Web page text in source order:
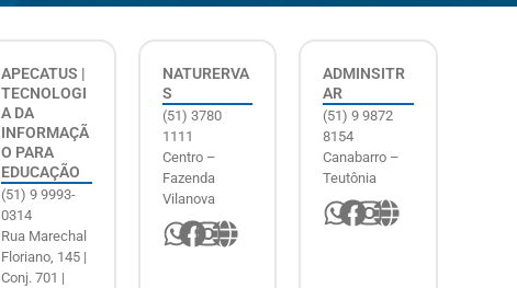
APECATUS |
TECNOLOGI
A DA
INFORMAÇÃ
O PARA
EDUCAÇÃO
(51) 9 9993-
0314
Rua Marechal
Floriano, 145 |
Conj. 701 |
NATURERVA
S
(51) 3780
1111
Centro –
Fazenda
Vilanova
ADMINSITR
AR
(51) 9 9872
8154
Canabarro –
Teutônia